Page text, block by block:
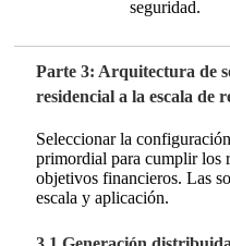
seguridad.
Parte 3: Arquitectura de
residencial a la escala de
Seleccionar la
primordial para cumplir los
objetivos financieros. Las
escala y aplicación.